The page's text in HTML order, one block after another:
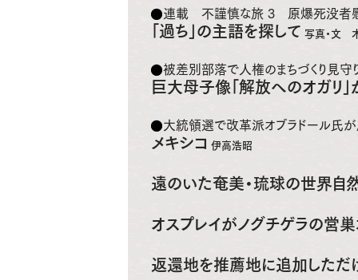
連載 不謹慎な旅 3 原爆死没者
「過ち」の主語を探して 写真・文
被差別部落で人権のまちづくり見守
巨大母子像「解放へのオガリ
大統領選で改革派オブラドール
メキシコ 伊高浩昭
遠のいた奄美・琉球の世界自
オスプレイがノグチゲラの営
返還地を推薦地に追加しただ